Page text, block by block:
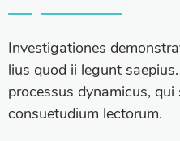
Investigationes
lius quod ii legunt
processus dynamicus,
consuetudium lectorum.